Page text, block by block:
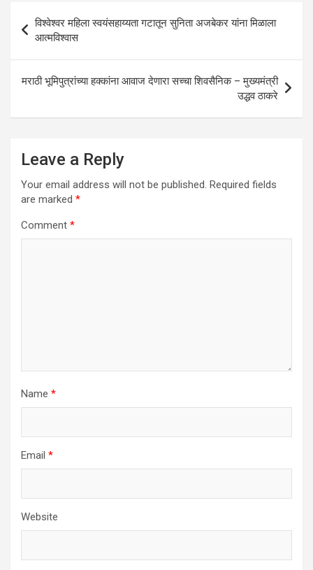
A
p
p
o
o
k
n
Post
navigation
विश्वेश्वर महिला स्वयंसहाय्यता गटातून सुनिता अजबेकर यांना मिळाला
आत्मविश्वास
मराठी भूमिपुत्रांच्या हक्कांना आवाज देणारा सच्चा शिवसैनिक – मुख्यमंत्री
उद्धव ठाकरे
Leave a Reply
Your email address will not be published. Required fields
are marked *
Comment *
Name *
Email *
Website